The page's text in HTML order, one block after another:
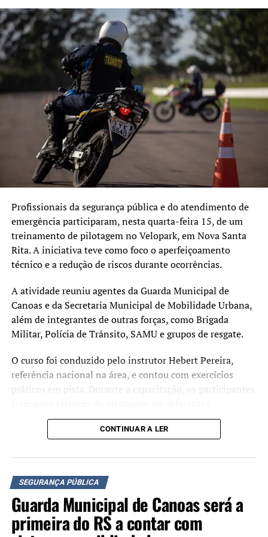
TÓPICOS RELACIONADOS: BAIRRO FÁTIMA
CANOAS
FEATURED
OPERAÇÃO GUARDA NA ÁREA
SEGURANÇA PÚBLICA
Brigada Militar abre concurso público com 1.200 vagas
para soldado
NÃO SE ESQUEÇA
Governador do RS autoriza concursos para contratação de
2.734 novos servidores da Segurança
Segundo o governo estadual, a ampliação das unidades
deve contribuir para reduzir a pressão sobre o Nugesp e
reorganizar o fluxo de entrada de presos no sistema
Profissionais da segurança pública e do atendimento de
emergência participaram, nesta quarta-feira 15, de um
treinamento de pilotagem no Velopark, em Nova Santa
Rita. A iniciativa teve como foco o aperfeiçoamento
técnico e a redução de riscos durante ocorrências.
A atividade reuniu agentes da Guarda Municipal de
Canoas e da Secretaria Municipal de Mobilidade Urbana,
além de integrantes de outras forças, como Brigada
Militar, Polícia de Trânsito, SAMU e grupos de resgate.
O curso foi conduzido pelo instrutor Hebert Pereira,
referência nacional na área, e contou com exercícios
práticos em pista. Durante a capacitação, os participantes
velocidades, condução defensiva, controle da motocicleta
e tomada de decisão em situações de risco.
O treinamento foi realizado com apoio da empresa
FuelTech, que disponibilizou o espaço para a atividade. A
proposta é qualificar o atendimento à população e
ampliar a segurança dos agentes durante o trabalho nas
ruas.
CONTINUAR A LER
SEGURANÇA PÚBLICA
Guarda Municipal de Canoas será a
primeira do RS a contar com